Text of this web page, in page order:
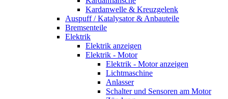
Kardanwelle & Kreuzgelenk
Auspuff / Katalysator & Anbauteile
Bremsenteile
Elektrik
Elektrik anzeigen
Elektrik - Motor
Elektrik - Motor anzeigen
Lichtmaschine
Anlasser
Schalter und Sensoren am Motor